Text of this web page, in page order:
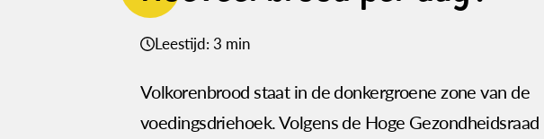
Leestijd: 3 min
Volkorenbrood staat in de donkergroene zone van de
voedingsdriehoek. Volgens de Hoge Gezondheidsraad